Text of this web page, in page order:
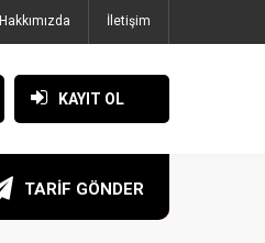
Hakkımızda İletişim
KAYIT OL
TARİF GÖNDER